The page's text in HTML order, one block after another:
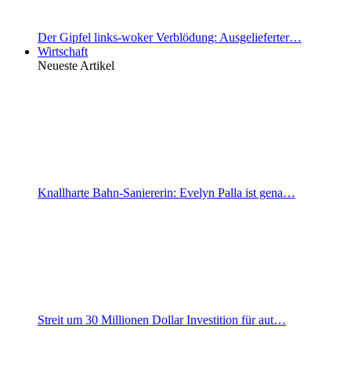
Der Gipfel links-woker Verblödung: Ausgelieferter…
Wirtschaft
Neueste Artikel
Knallharte Bahn-Saniererin: Evelyn Palla ist gena…
Streit um 30 Millionen Dollar Investition für aut…